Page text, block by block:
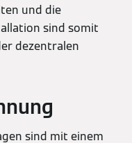
und die
sind somit
dezentralen
sind mit einem